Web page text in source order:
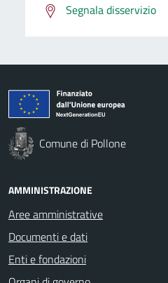
Segnala disservizio
Comune di Pollone
AMMINISTRAZIONE
Aree amministrative
Documenti e dati
Enti e fondazioni